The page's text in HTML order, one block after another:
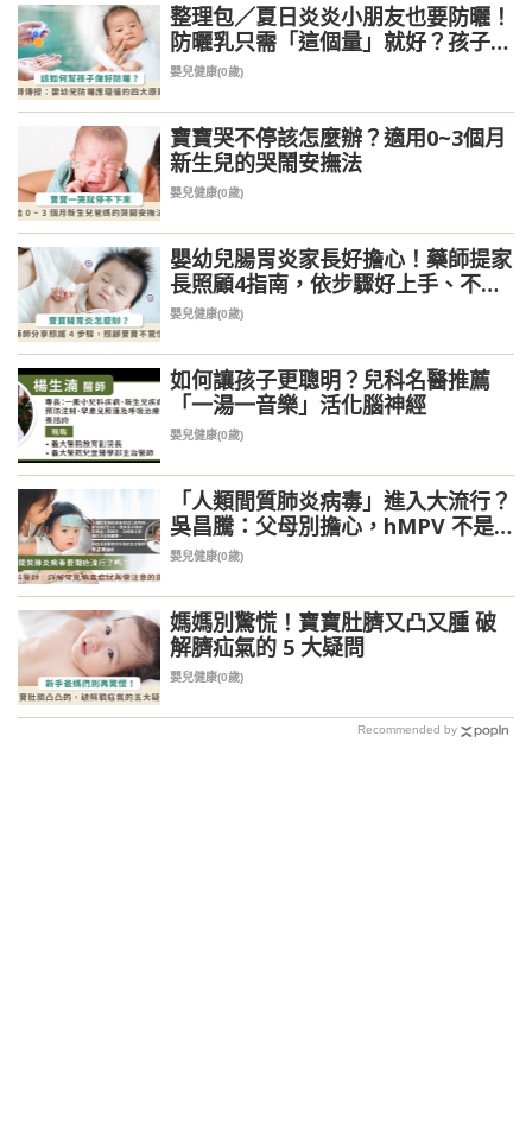
整理包／夏日炎炎小朋友也要防曬！
防曬乳只需「這個量」就好？孩子也
需卸妝嗎？兒童防曬問題總整理
嬰兒健康(0歲)
寶寶哭不停該怎麼辦？適用0~3個月
新生兒的哭鬧安撫法
嬰兒健康(0歲)
嬰幼兒腸胃炎家長好擔心！藥師提家
長照顧4指南，依步驟好上手、不驚
慌
嬰兒健康(0歲)
如何讓孩子更聰明？兒科名醫推薦
「一湯一音樂」活化腦神經
嬰兒健康(0歲)
「人類間質肺炎病毒」進入大流行？
吳昌騰：父母別擔心，hMPV 不是
小孩殺手
嬰兒健康(0歲)
媽媽別驚慌！寶寶肚臍又凸又腫 破
解臍疝氣的 5 大疑問
嬰兒健康(0歲)
Recommended by